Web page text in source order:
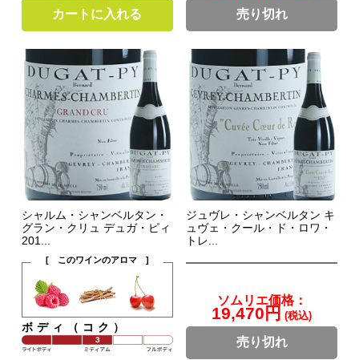
カートに入れる 売り切れ
シャルム・シャンベルタン・
グラン・クリュ デュガ・ピィ
201...
[ このワインのアロマ ]
ボディ（コク）
ジュヴレ・シャンベルタン キ
ュヴェ・クール・ド・ロワ・
トレ...
ソムリエ価格：
19,470円 (税込)
売り切れ